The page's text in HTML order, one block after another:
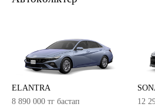
ELANTRA
8 890 000 тг бастап
12